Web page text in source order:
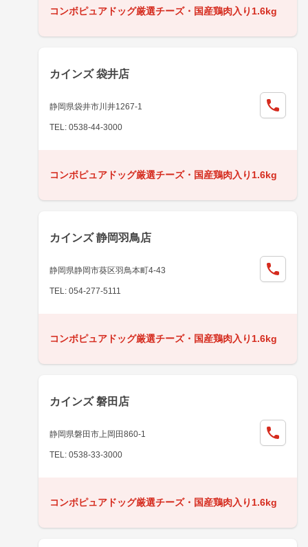
コンボピュアドッグ厳選チーズ・国産鶏肉入り1.6kg
カインズ 袋井店
静岡県袋井市川井1267-1
TEL: 0538-44-3000
コンボピュアドッグ厳選チーズ・国産鶏肉入り1.6kg
カインズ 静岡羽鳥店
静岡県静岡市葵区羽鳥本町4-43
TEL: 054-277-5111
コンボピュアドッグ厳選チーズ・国産鶏肉入り1.6kg
カインズ 磐田店
静岡県磐田市上岡田860-1
TEL: 0538-33-3000
コンボピュアドッグ厳選チーズ・国産鶏肉入り1.6kg